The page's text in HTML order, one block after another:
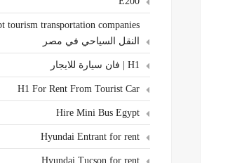
النقل السياحي في مصر
H1 | فان سيارة للايجار
H1 For Rent From Tourist Car
Hire Mini Bus Egypt
Hyundai Entrant for rent
Hyundai Tucson for rent